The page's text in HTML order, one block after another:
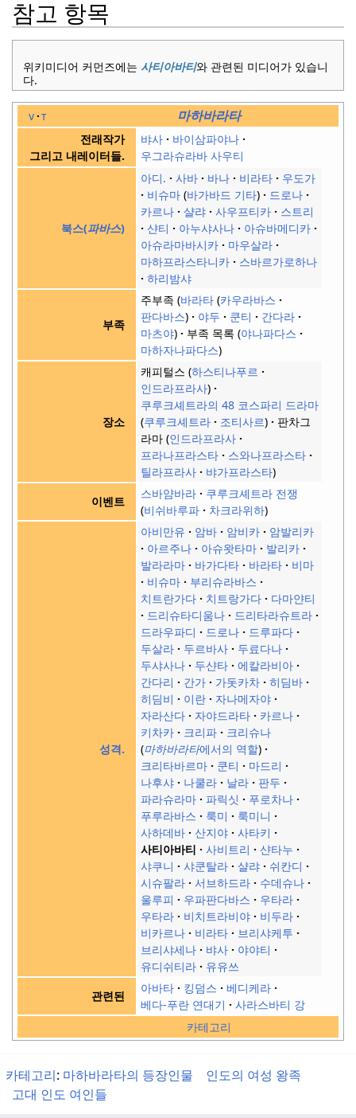
참고 항목
위키미디어 커먼즈에는 사티아바티와 관련된 미디어가 있습니
다.
v t 마하바라타
전래작가
그리고 내레이터들.
뱌사
바이삼파야나
우그라슈라바 사우티
북스(파바스)
아디. 사바 바나 비라타
우도가
비슈마 바가바드 기타
드로나
카르나
샬랴 사우프티카
스트리
샨티
아누샤사나
아슈바메디카
아슈라마바시카
마우살라
마하프라스타니카
스바르가로하나
하리밤샤
부족
주부족 바라타 카우라바스
판다바스
야두 쿤티
간다라
마츠야
부족 목록 야나파다스
마하자나파다스
장소
캐피털스 하스티나푸르
인드라프라사
쿠루크셰트라의 48 코스파리 드라마
쿠루크셰트라
조티사르
판차그
라마 인드라프라사
프라나프라스타
스와나프라스타
틸라프라사
뱌가프라스타
이벤트
스바얌바라
쿠루크셰트라 전쟁
비쉬바루파
차크라위하
성격.
아비만유 암바 암비카
암발리카
아르주나
아슈왓타마
발리카
발라라마
바가다타 바라타
비마
비슈마
부리슈라바스
치트란가다
치트랑가다
다마얀티
드리슈타디움나
드리타라슈트라
드라우파디
드로나
드루파다
두살라
두르바사
두료다나
두샤사나
두샨타
에칼라비아
간다리
간가 가돗카차
히딤바
히딤비
이란
자나메자야
자라산다
자야드라타
카르나
키차카
크리파
크리슈나
마하바라타에서의 역할
크리타바르마
쿤티
마드리
나후샤
나쿨라 날라
판두
파라슈라마
파릭싯
푸로차나
푸루라바스
룩미
룩미니
사하데바
산지야
사타키
사티아바티
사비트리
샨타누
샤쿠니
샤쿤탈라 샬랴
쉬칸디
시슈팔라
서브하드라
수데슈나
울루피
우파판다바스
우타라
우타라
비치트라비야
비두라
비카르나
비라타
브리샤케투
브리샤세나
뱌사
야야티
유디쉬티라
유유쓰
관련된
아바타 킹덤스
베디케라
베다-푸란 연대기
사라스바티 강
카테고리
카테고리: 마하바라타의 등장인물
인도의 여성 왕족
고대 인도 여인들